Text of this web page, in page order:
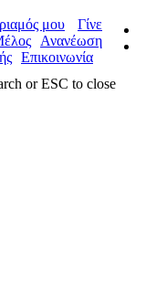
μου
Γίνε
Ανανέωση
Επικοινωνία
or ESC to close